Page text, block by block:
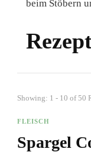
beim Stöbern
Showing: 1 - 10 of 50
FLEISCH
Spargel